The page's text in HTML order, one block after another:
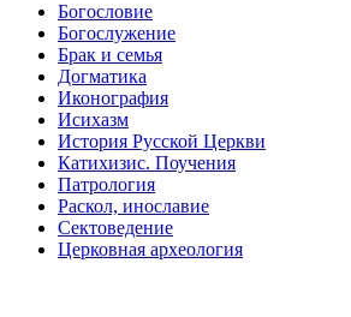
Богословие
Богослужение
Брак и семья
Догматика
Иконография
Исихазм
История Русской Церкви
Катихизис. Поучения
Патрология
Раскол, инославие
Сектоведение
Церковная археология